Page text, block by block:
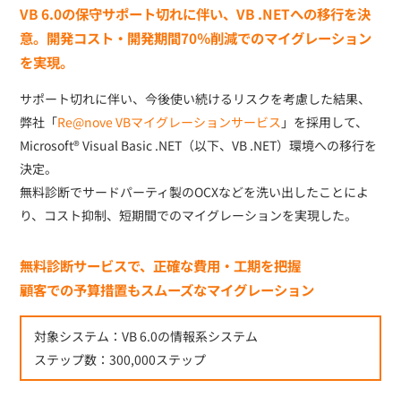
VB 6.0の保守サポート切れに伴い、VB .NETへの移行を決
意。 開発コスト・開発期間70％削減でのマイグレーション
を実現。
サポート切れに伴い、今後使い続けるリスクを考慮した結果、
弊社「Re@nove VBマイグレーションサービス 」を採用して、
Microsoft® Visual Basic .NET（以下、VB .NET）環境への移行を
決定。
無料診断でサードパーティ製のOCXなどを洗い出したことによ
り、コスト抑制、短期間でのマイグレーションを実現した。
無料診断サービスで、正確な費用・工期を把握
顧客での予算措置もスムーズなマイグレーション
対象システム：VB 6.0の情報系システム
ステップ数：300,000ステップ